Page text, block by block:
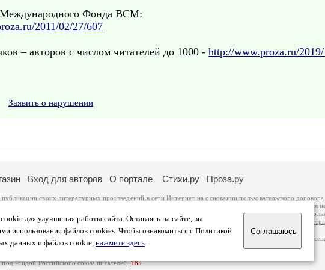
Международного Фонда ВСМ:
2011/02/27/607
– авторов с числом читателей до 1000 - http://www.proza.ru/
Заявить о нарушении
для улучшения работы сайта. Оставаясь на сайте, вы
использования файлов cookies. Чтобы ознакомиться с Политикой
данных и файлов cookie, нажмите здесь.
Соглашаюсь
Вход для авторов О портале Стихи.ру Проза.ру
своих литературных произведений в сети Интернет на основаниипользовательского договора
. Перепечатка произведений возможна только с согласия его автора, к которому вы можете обратиться
на основании
законодательства Российской Федерации. Данные
данных. Вы также можете посмотреть более подробнуюинформацию о портале связаться с
которые в общей сумме просматривают более полумиллиона страниц по данным счетчика
по две цифры: количество просмотров и количество посетителей.
под эгидойРоссийского союза писателей.18+